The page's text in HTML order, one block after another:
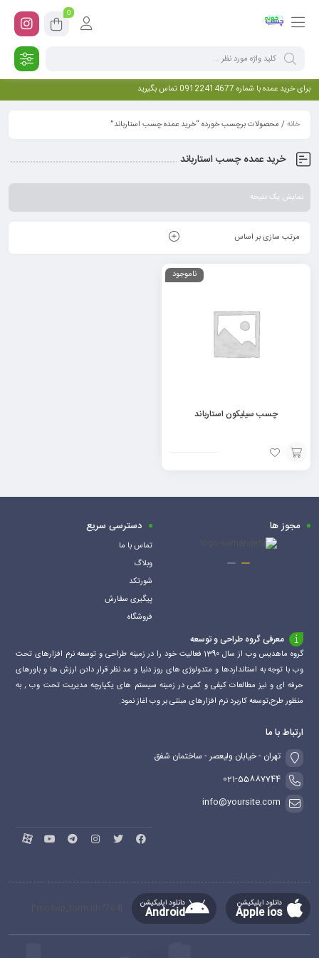
0
برای خرید عمده با شماره 09122414677 تماس بگیرید
خانه/ محصولات برچسب خورده “خرید عمده چسب استارباند”
خرید عمده چسب استارباند
نمایش یک نتیجه
مرتب سازی بر اساس
ناموجود
چسب سیلیکون استارباند
افزودن
به
مجوز ها دسترسی سریع
تماس با ما
وبلاگ
شورتکد
پیگیری سفارش
فروشگاه
معرفی گروه طراحی و توسعه
گروه ماهدیس وب از سال 1390 فعالیت خود را در زمینه طراحی و توسعه نرم افزارهای تحت
وب با توجه به استانداردها و متدولوژی های روز دنیا و مد نظر قرار دادن ارزش ها و باورهای
حرفه ای و نیز مطالعات کیفی و کمی در زمینه سیستم های یکپارچه مدیریت تحت وب , به
منظور طرح,توسعه کاربرد نرم افزارهای مبتنی بر وب اغاز نمود.
ارتباط با ما
تهران - خیابان ولیعصر - ساختمان شفق
021-55887744
info@yoursite.com
دانلود اپلیکیشن
Apple ios
دانلود اپلیکیشن
Android